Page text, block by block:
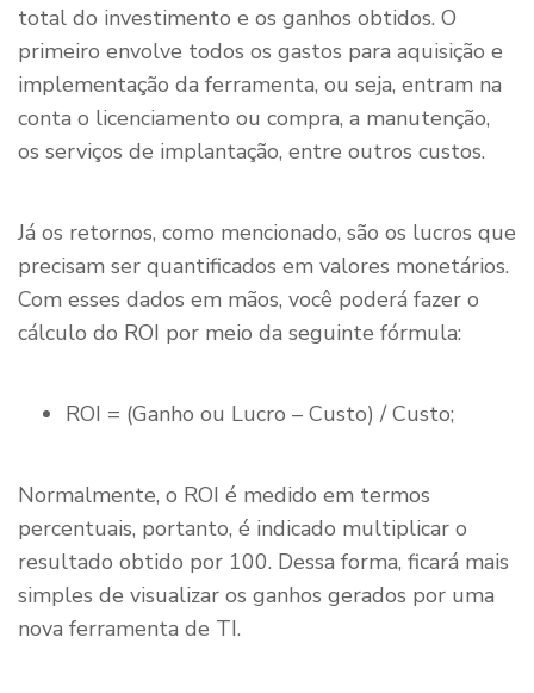
total do investimento e os ganhos obtidos. O
primeiro envolve todos os gastos para aquisição e
implementação da ferramenta, ou seja, entram na
conta o licenciamento ou compra, a manutenção,
os serviços de implantação, entre outros custos.
Já os retornos, como mencionado, são os lucros que
precisam ser quantificados em valores monetários.
Com esses dados em mãos, você poderá fazer o
cálculo do ROI por meio da seguinte fórmula:
ROI = (Ganho ou Lucro – Custo) / Custo;
Normalmente, o ROI é medido em termos
percentuais, portanto, é indicado multiplicar o
resultado obtido por 100. Dessa forma, ficará mais
simples de visualizar os ganhos gerados por uma
nova ferramenta de TI.